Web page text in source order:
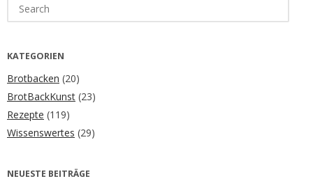
for:
KATEGORIEN
Brotbacken (20)
BrotBackKunst (23)
Rezepte (119)
Wissenswertes (29)
NEUESTE BEITRÄGE